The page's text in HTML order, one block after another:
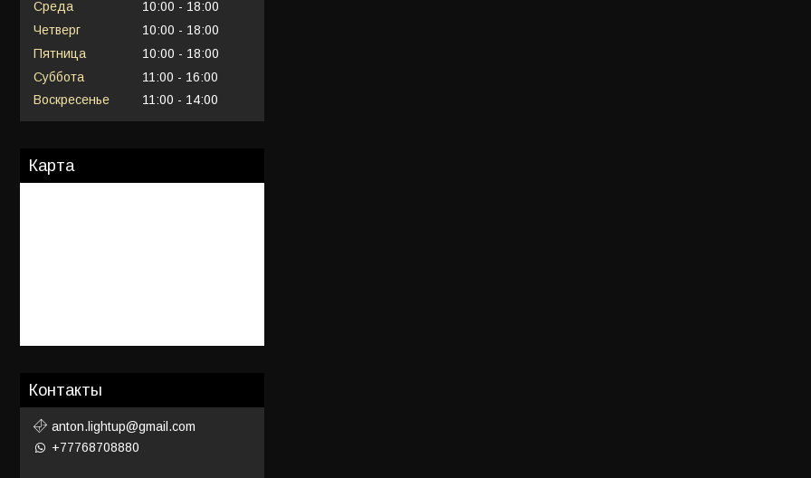
Среда
10:00
18:00
Четверг
10:00
18:00
Пятница
10:00
18:00
Суббота
11:00
16:00
Воскресенье
11:00 14:00
Карта
Контакты
anton.lightup@gmail.com
+77768708880